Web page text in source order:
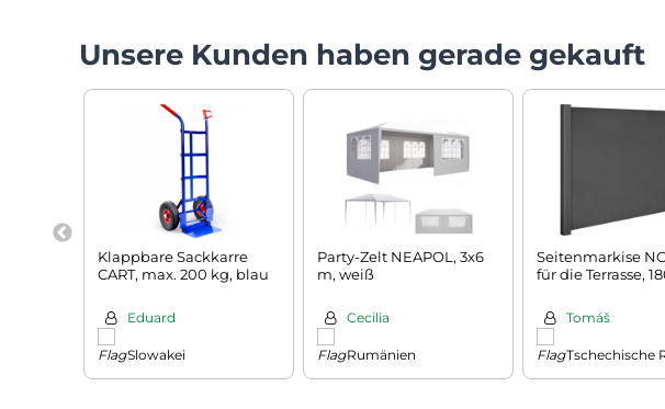
Unsere Kunden haben gerade gekauft
Klappbare Sackkarre
CART, max. 200 kg, blau
Eduard
Slowakei
Party-Zelt NEAPOL, 3x6
m, weiß
Cecilia
Rumänien
Seitenmarkise
für die Terrasse,
Tomáš
Tschechische